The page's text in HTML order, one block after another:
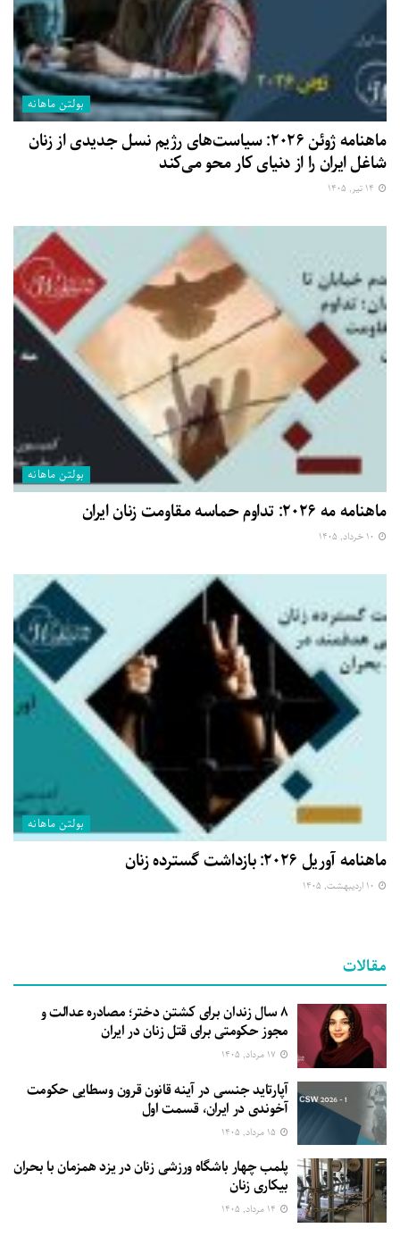
بولتن ماهانه
ماهنامه ژوئن ۲۰۲۶: سیاست‌های رژیم نسل جدیدی از زنان
شاغل ایران را از دنیای کار محو می‌کند
بولتن ماهانه
ماهنامه مه ۲۰۲۶: تداوم حماسه مقاومت زنان ایران
بولتن ماهانه
ماهنامه آوریل ۲۰۲۶: بازداشت گسترده زنان
مقالات
۸ سال زندان برای کشتن دختر؛ مصادره عدالت و
مجوز حکومتی برای قتل زنان در ایران
آپارتاید جنسی در آینه قانون قرون وسطایی حکومت
آخوندی در ایران، قسمت اول
پلمب چهار باشگاه ورزشی زنان در یزد همزمان با بحران
بیکاری زنان